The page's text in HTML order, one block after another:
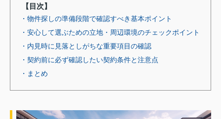
【目次】
・物件探しの準備段階で確認すべき基本ポイント
・安心して選ぶための立地・周辺環境のチェックポイント
・内見時に見落としがちな重要項目の確認
・契約前に必ず確認したい契約条件と注意点
・まとめ